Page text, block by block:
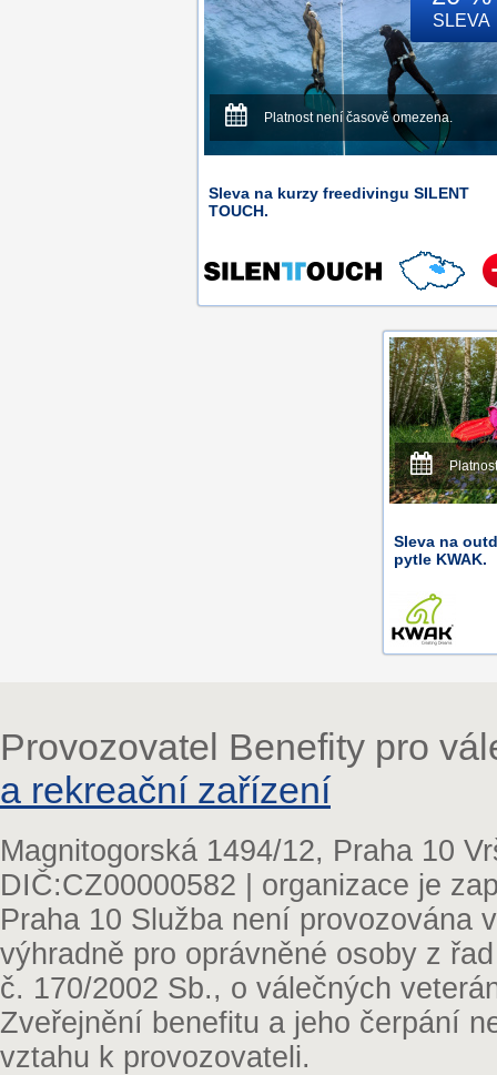
SLEVA
Platnost není časově omezena.
Sleva na kurzy freedivingu SILENT
TOUCH.
Sleva na
pytle KWAK.
Provozovatel Benefity pro
a rekreační zařízení
Magnitogorská 1494/12, Praha 10
DIČ:CZ00000582 | organizace je
Praha 10 Služba není provozována
výhradně pro oprávněné osoby z
č. 170/2002 Sb., o válečných
Zveřejnění benefitu a jeho čerpání
vztahu k provozovateli.